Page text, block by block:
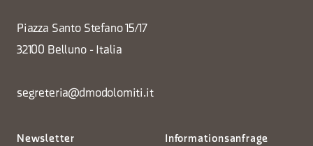
Piazza Santo Stefano 15/17
32100 Belluno - Italia
segreteria@dmodolomiti.it
Newsletter Informationsanfrage